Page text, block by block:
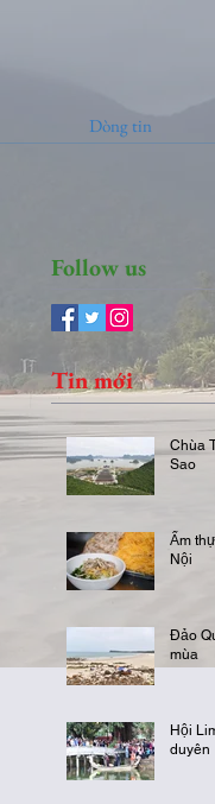
Dòng tin
Follow us
Tin mới
Chùa
Sao
Ẩm
Nội
Đảo
mùa
Hội
duyên